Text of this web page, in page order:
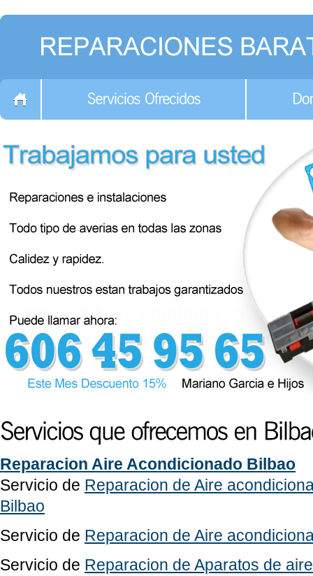
Reparacion Aire Acondicionado Bilbao
Servicio de Reparacion de Aire
Bilbao
Servicio de Reparacion de Aire
Servicio de Reparacion de Aparatos de